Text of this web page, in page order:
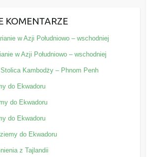
KOMENTARZE
w Azji Południowo – wschodniej
w Azji Południowo – wschodniej
Stolica Kambodży – Phnom Penh
do Ekwadoru
do Ekwadoru
do Ekwadoru
do Ekwadoru
z Tajlandii